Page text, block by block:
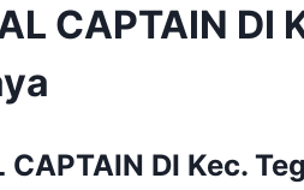
CAPTAIN DI
DI Kec.